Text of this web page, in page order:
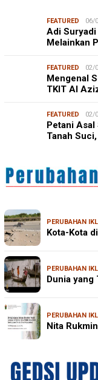
FEATURED 06/
Adi Suryadi
Melainkan
FEATURED 02/
Mengenal
TKIT Al
FEATURED 02/
Petani
Tanah
PERUBAHAN
Kota-Kota
PERUBAHAN
Dunia yang
PERUBAHAN
Nita